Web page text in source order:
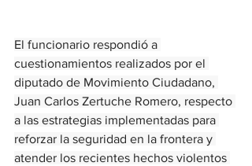
El funcionario respondió a
cuestionamientos realizados por el
diputado de Movimiento Ciudadano,
Juan Carlos Zertuche Romero, respecto
a las estrategias implementadas para
reforzar la seguridad en la frontera y
atender los recientes hechos violentos